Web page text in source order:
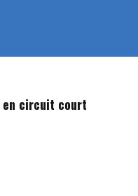
en circuit court